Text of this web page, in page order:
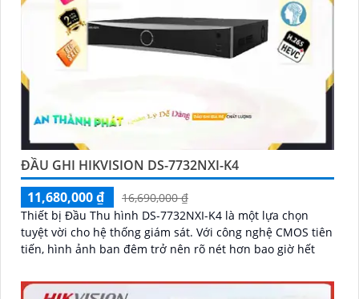
ĐẦU GHI HIKVISION DS-7732NXI-K4
11,680,000 ₫
16,690,000 ₫
Thiết bị Đầu Thu hình DS-7732NXI-K4 là một lựa chọn
tuyệt vời cho hệ thống giám sát. Với công nghệ CMOS tiên
tiến, hình ảnh ban đêm trở nên rõ nét hơn bao giờ hết